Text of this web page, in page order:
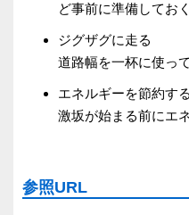
ど事前に準備しておく
ジグザグに走る
道路幅を一杯に使っ
エネルギーを節約する
激坂が始まる前にエ
参照URL